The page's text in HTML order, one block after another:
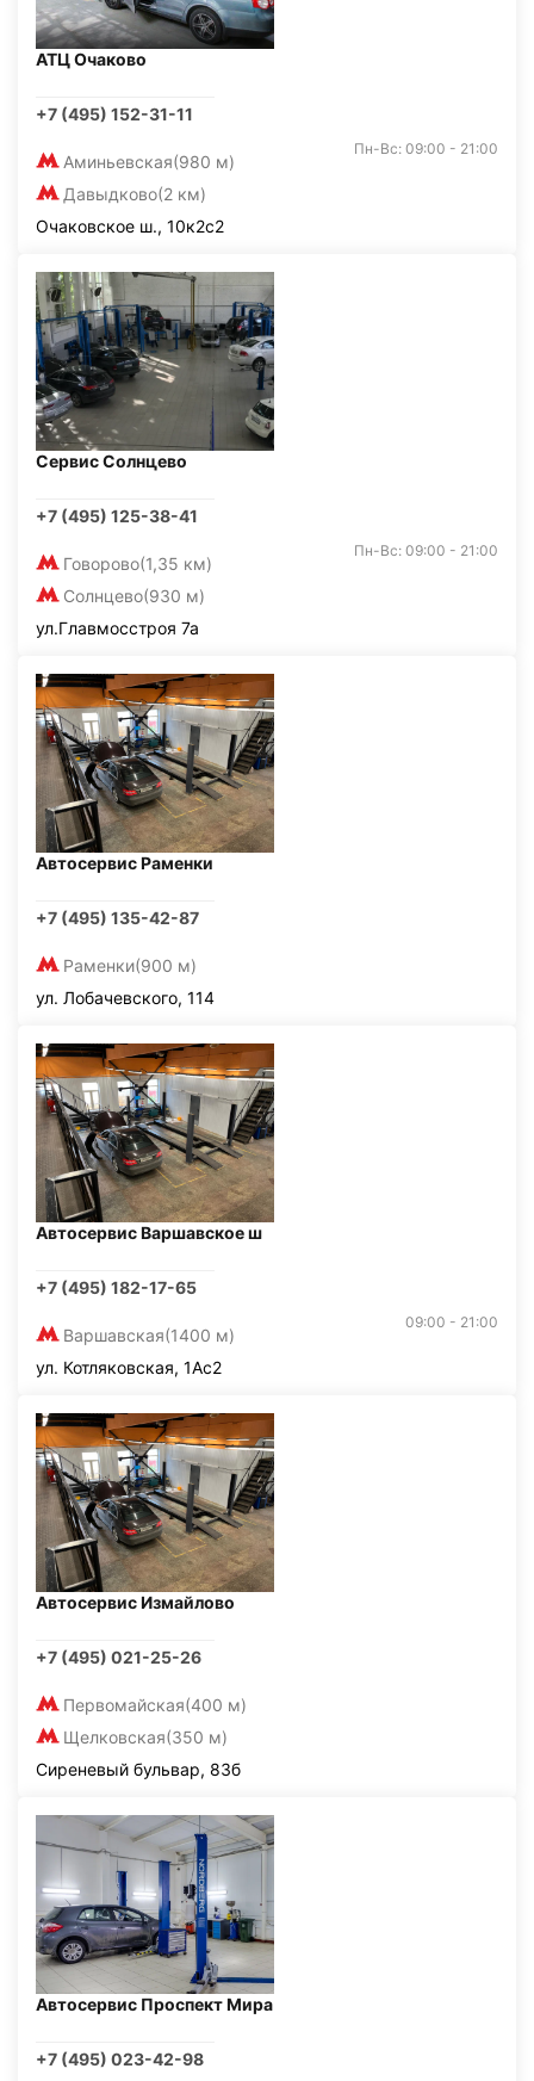
АТЦ Очаково
+7 (495) 152-31-11
Аминьевская(980 м)
Давыдково(2 км)
Пн-Вс: 09:00 - 21:00
Очаковское ш., 10к2с2
Сервис Солнцево
+7 (495) 125-38-41
Говорово(1,35 км)
Солнцево(930 м)
Пн-Вс: 09:00 - 21:00
ул.Главмосстроя 7а
Автосервис Раменки
+7 (495) 135-42-87
Раменки(900 м)
ул. Лобачевского, 114
Автосервис Варшавское ш
+7 (495) 182-17-65
Варшавская(1400 м)
09:00 - 21:00
ул. Котляковская, 1Ас2
Автосервис Измайлово
+7 (495) 021-25-26
Первомайская(400 м)
Щелковская(350 м)
Сиреневый бульвар, 83б
Автосервис Проспект Мира
+7 (495) 023-42-98